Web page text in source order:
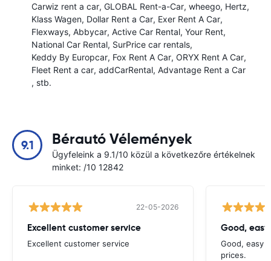
Carwiz rent a car GLOBAL Rent-a-Car wheego Hertz
Klass Wagen Dollar Rent a Car Exer Rent A Car
Flexways Abbycar Active Car Rental Your Rent
National Car Rental SurPrice car rentals
Keddy By Europcar Fox Rent A Car ORYX Rent A Car
Fleet Rent a car addCarRental Advantage Rent a Car
, stb.
9.1 Bérautó Vélemények
Ügyfeleink a 9.1/10 közül a következőre értékelnek
minket: /10 12842
22-05-2026
Excellent customer service
Excellent customer service
Good,
Good, easy
prices.